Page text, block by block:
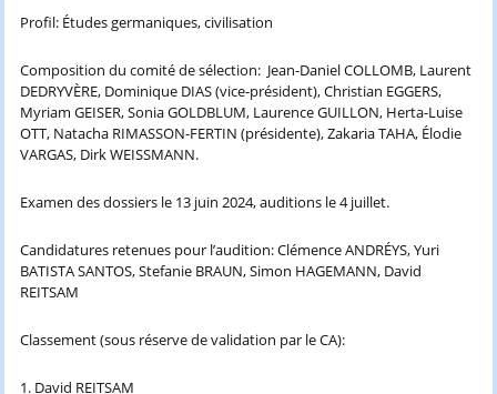
Profil: Études germaniques, civilisation
Composition du comité de sélection: Jean-Daniel COLLOMB, Laurent
DEDRYVÈRE, Dominique DIAS (vice-président), Christian EGGERS,
Myriam GEISER, Sonia GOLDBLUM, Laurence GUILLON, Herta-Luise
OTT, Natacha RIMASSON-FERTIN (présidente), Zakaria TAHA, Élodie
VARGAS, Dirk WEISSMANN.
Examen des dossiers le 13 juin 2024, auditions le 4 juillet.
Candidatures retenues pour l’audition: Clémence ANDRÉYS, Yuri
BATISTA SANTOS, Stefanie BRAUN, Simon HAGEMANN, David
REITSAM
Classement (sous réserve de validation par le CA):
1. David REITSAM